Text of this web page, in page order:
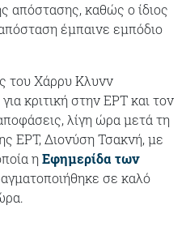
απόστασης, καθώς ο ίδιος
έμπαινε εμπόδιο
του Χάρρυ Κλυνν
κριτική στην ΕΡΤ και τον
λίγη ώρα μετά τη
ΕΡΤ, Διονύση Τσακνή, με
ηΕφημερίδα των
σε καλό